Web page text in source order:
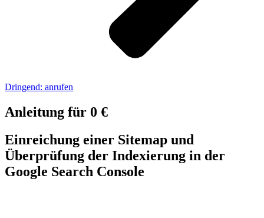
Dringend: anrufen
Anleitung für 0 €
Einreichung einer Sitemap und
Überprüfung der Indexierung in der
Google Search Console